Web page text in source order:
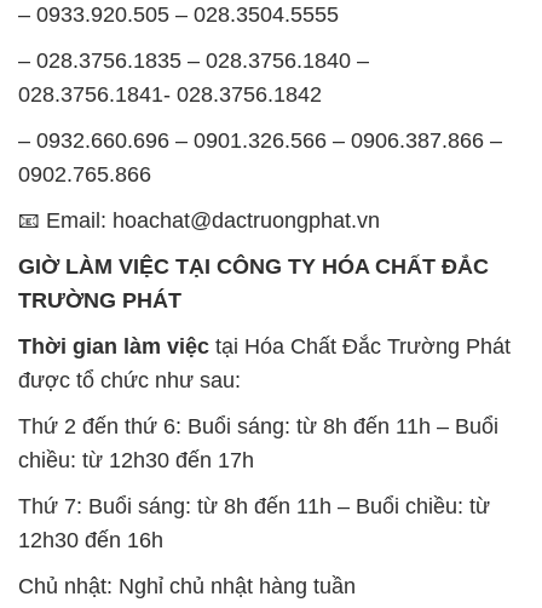
– 0933.920.505 – 028.3504.5555
– 028.3756.1835 – 028.3756.1840 –
028.3756.1841- 028.3756.1842
– 0932.660.696 – 0901.326.566 – 0906.387.866 –
0902.765.866
📧 Email: hoachat@dactruongphat.vn
GIỜ LÀM VIỆC TẠI CÔNG TY HÓA CHẤT ĐẮC
TRƯỜNG PHÁT
Thời gian làm việc tại Hóa Chất Đắc Trường Phát
được tổ chức như sau:
Thứ 2 đến thứ 6: Buổi sáng: từ 8h đến 11h – Buổi
chiều: từ 12h30 đến 17h
Thứ 7: Buổi sáng: từ 8h đến 11h – Buổi chiều: từ
12h30 đến 16h
Chủ nhật: Nghỉ chủ nhật hàng tuần